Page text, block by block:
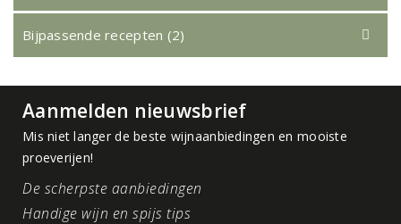
Bijpassende recepten (2)
Aanmelden nieuwsbrief
Mis niet langer de beste wijnaanbiedingen en mooiste
proeverijen!
De scherpste aanbiedingen
Handige wijn en spijs tips